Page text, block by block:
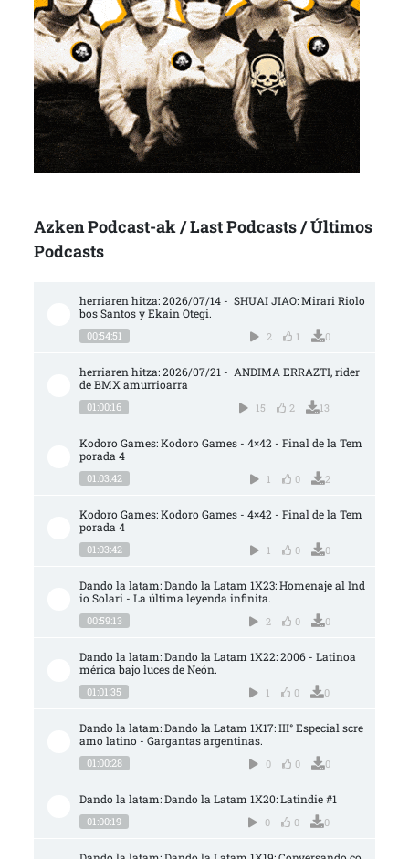
Azken Podcast-ak / Last Podcasts / Últimos
Podcasts
herriaren hitza: 2026/07/14 -  SHUAI JIAO: Mirari Riolo
bos Santos y Ekain Otegi.
00:54:51 2 1 0
herriaren hitza: 2026/07/21 -  ANDIMA ERRAZTI, rider
de BMX amurrioarra
01:00:16 15 2 13
Kodoro Games: Kodoro Games - 4×42 - Final de la Tem
porada 4
01:03:42 1 0 2
Kodoro Games: Kodoro Games - 4×42 - Final de la Tem
porada 4
01:03:42 1 0 0
Dando la latam: Dando la Latam 1X23: Homenaje al Ind
io Solari - La última leyenda infinita.
00:59:13 2 0 0
Dando la latam: Dando la Latam 1X22: 2006 - Latinoa
mérica bajo luces de Neón.
01:01:35 1 0 0
Dando la latam: Dando la Latam 1X17: III° Especial scre
amo latino - Gargantas argentinas.
01:00:28 0 0 0
Dando la latam: Dando la Latam 1X20: Latindie #1
01:00:19 0 0 0